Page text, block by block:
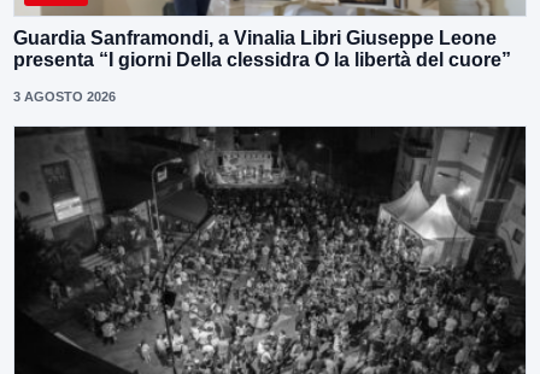
Guardia Sanframondi, a Vinalia Libri Giuseppe Leone
presenta “I giorni Della clessidra O la libertà del cuore”
3 AGOSTO 2026